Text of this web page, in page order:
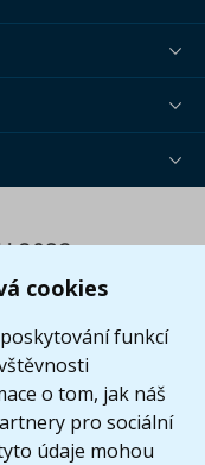
cookies
funkcí
o tom, jak náš
pro sociální
údaje mohou